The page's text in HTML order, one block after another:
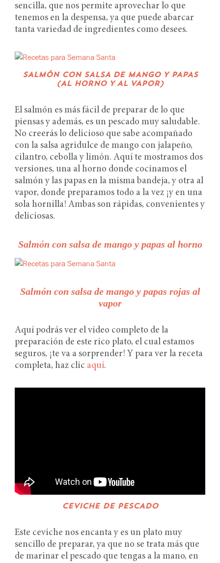
sencilla, que nos permite aprovechar lo que
tenemos en la despensa, ya que puede abarcar
tanta variedad de ingredientes como desees.
SALMÓN CON SALSA DE MANGO Y PAPAS
(AL HORNO Y AL VAPOR)
El salmón es más fácil de preparar de lo que
piensas y además, es un pescado muy saludable.
No creerás lo delicioso que sabe acompañado
con la salsa agridulce de mango con jalapeño,
cilantro, cebolla y limón. Aquí te mostramos dos
versiones, una al horno donde cocinamos el
salmón y las papas en la misma bandeja, y otra al
vapor, donde preparamos todo a la vez ¡y en una
sola hornilla! Ambas son rápidas, convenientes y
deliciosas.
Salmón con salsa de mango y papas al horno
Salmón con salsa de mango y papas rojas al
vapor
Aquí podrás ver el video completo de la
preparación de este rico plato, el cual estamos
seguros, ¡te va a sorprender! Y para ver la receta
completa, haz clic aquí.
CEVICHE DE PESCADO
Este ceviche nos encanta y es un plato muy
sencillo de preparar, ya que no se trata más que
de marinar el pescado que tengas a la mano, en